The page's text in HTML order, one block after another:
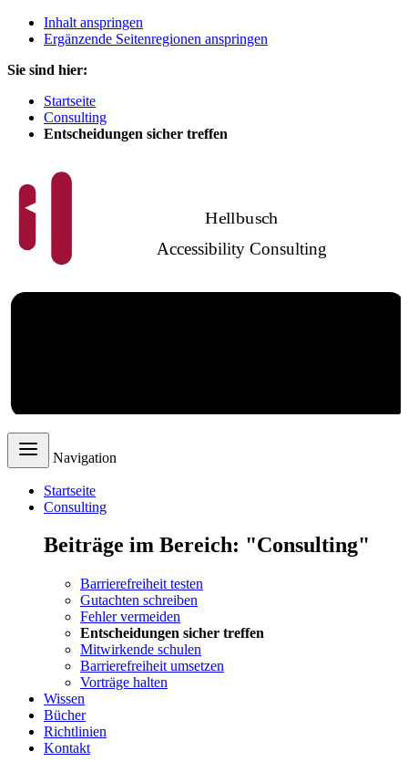
Inhalt anspringen
Ergänzende Seitenregionen anspringen
Sie sind hier:
Startseite
Consulting
Entscheidungen sicher treffen
Hellbusch
Accessibility Consulting
Navigation
Startseite
Consulting
Beiträge im Bereich: "Consulting"
Barrierefreiheit testen
Gutachten schreiben
Fehler vermeiden
Entscheidungen sicher treffen
Mitwirkende schulen
Barrierefreiheit umsetzen
Vorträge halten
Wissen
Bücher
Richtlinien
Kontakt